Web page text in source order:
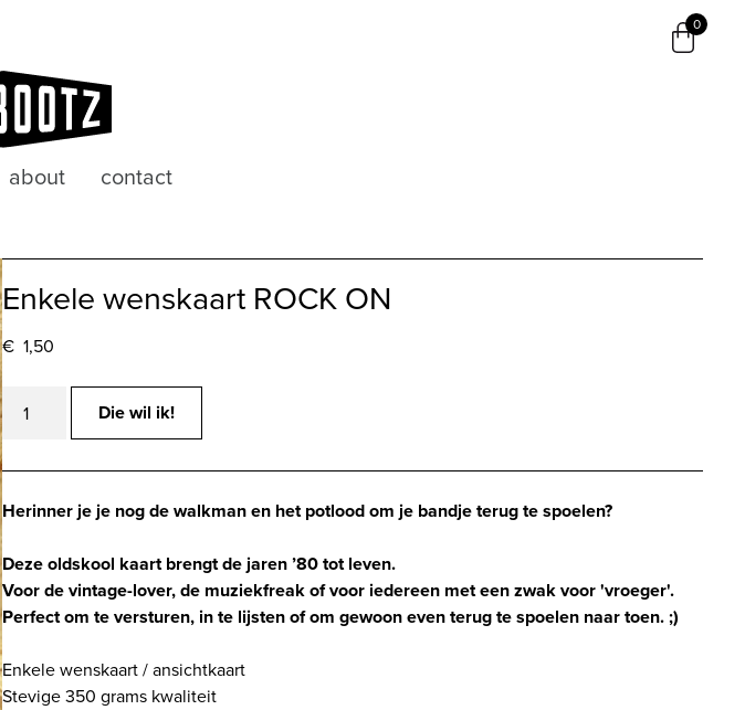
about contact
0
Enkele wenskaart ROCK ON
€ 1,50
Enkele
wenskaart
ROCK
ON
aantal
Die wil ik!
Herinner je je nog de walkman en het potlood om je bandje terug te spoelen?
Deze oldskool kaart brengt de jaren ’80 tot leven.
Voor de vintage-lover, de muziekfreak of voor iedereen met een zwak voor 'vroeger'.
Perfect om te versturen, in te lijsten of om gewoon even terug te spoelen naar toen. ;)
Enkele wenskaart / ansichtkaart
Stevige 350 grams kwaliteit